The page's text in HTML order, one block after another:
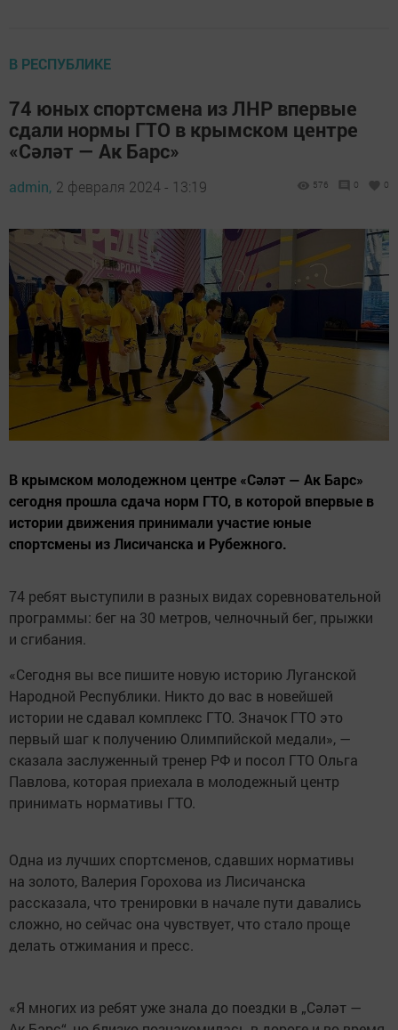
В РЕСПУБЛИКЕ
74 юных спортсмена из ЛНР впервые
сдали нормы ГТО в крымском центре
«Сәләт — Ак Барс»
admin, 2 февраля 2024 - 13:19 576 0 0
В крымском молодежном центре «Сәләт — Ак Барс»
сегодня прошла сдача норм ГТО, в которой впервые в
истории движения принимали участие юные
спортсмены из Лисичанска и Рубежного.
74 ребят выступили в разных видах соревновательной
программы: бег на 30 метров, челночный бег, прыжки
и сгибания.
«Сегодня вы все пишите новую историю Луганской
Народной Республики. Никто до вас в новейшей
истории не сдавал комплекс ГТО. Значок ГТО это
первый шаг к получению Олимпийской медали», —
сказала заслуженный тренер РФ и посол ГТО Ольга
Павлова, которая приехала в молодежный центр
принимать нормативы ГТО.
Одна из лучших спортсменов, сдавших нормативы
на золото, Валерия Горохова из Лисичанска
рассказала, что тренировки в начале пути давались
сложно, но сейчас она чувствует, что стало проще
делать отжимания и пресс.
«Я многих из ребят уже знала до поездки в „Сәләт —